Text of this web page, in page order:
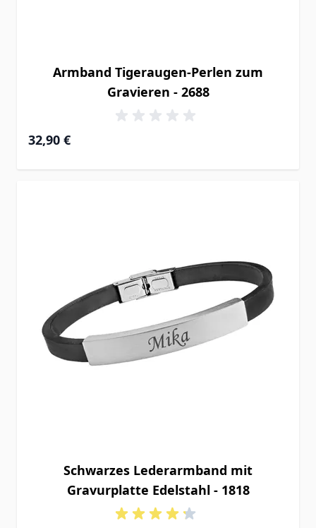
Armband Tigeraugen-Perlen zum
Gravieren - 2688
32,90 €
Schwarzes Lederarmband mit
Gravurplatte Edelstahl - 1818